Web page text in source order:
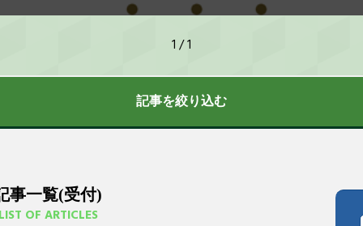
1 / 1
記事を絞り込む
事一覧(受付)
OF ARTICLES